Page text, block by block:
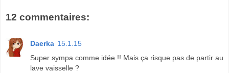
12 commentaires:
Daerka 15.1.15
Super sympa comme idée !! Mais ça risque pas de partir au
lave vaisselle ?